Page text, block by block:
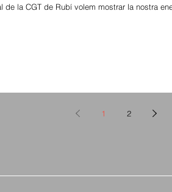
de la CGT de Rubí volem mostrar la nostra
1 2